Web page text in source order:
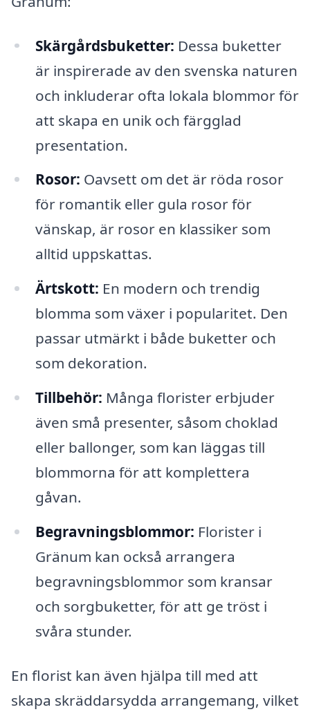
Skärgårdsbuketter: Dessa buketter
är inspirerade av den svenska naturen
och inkluderar ofta lokala blommor för
att skapa en unik och färgglad
presentation.
Rosor: Oavsett om det är röda rosor
för romantik eller gula rosor för
vänskap, är rosor en klassiker som
alltid uppskattas.
Ärtskott: En modern och trendig
blomma som växer i popularitet. Den
passar utmärkt i både buketter och
som dekoration.
Tillbehör: Många florister erbjuder
även små presenter, såsom choklad
eller ballonger, som kan läggas till
blommorna för att komplettera
gåvan.
Begravningsblommor: Florister i
Gränum kan också arrangera
begravningsblommor som kransar
och sorgbuketter, för att ge tröst i
svåra stunder.
En florist kan även hjälpa till med att
skapa skräddarsydda arrangemang, vilket